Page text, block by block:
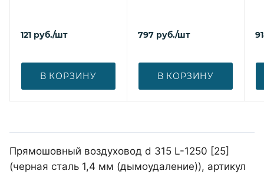
121 руб./шт
В КОРЗИНУ
797 руб./шт
В КОРЗИНУ
Прямошовный воздуховод d 315 L-1250 [25]
(черная сталь 1,4 мм (дымоудаление)), артикул